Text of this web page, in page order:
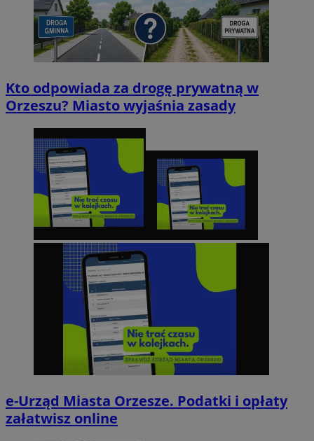
Kto odpowiada za drogę prywatną w
Orzeszu? Miasto wyjaśnia zasady
e-Urząd Miasta Orzesze. Podatki i opłaty
załatwisz online